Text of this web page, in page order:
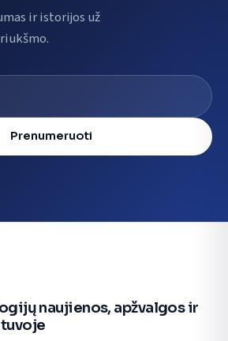
ir istorijos už
Prenumeruoti
naujienos, apžvalgos ir